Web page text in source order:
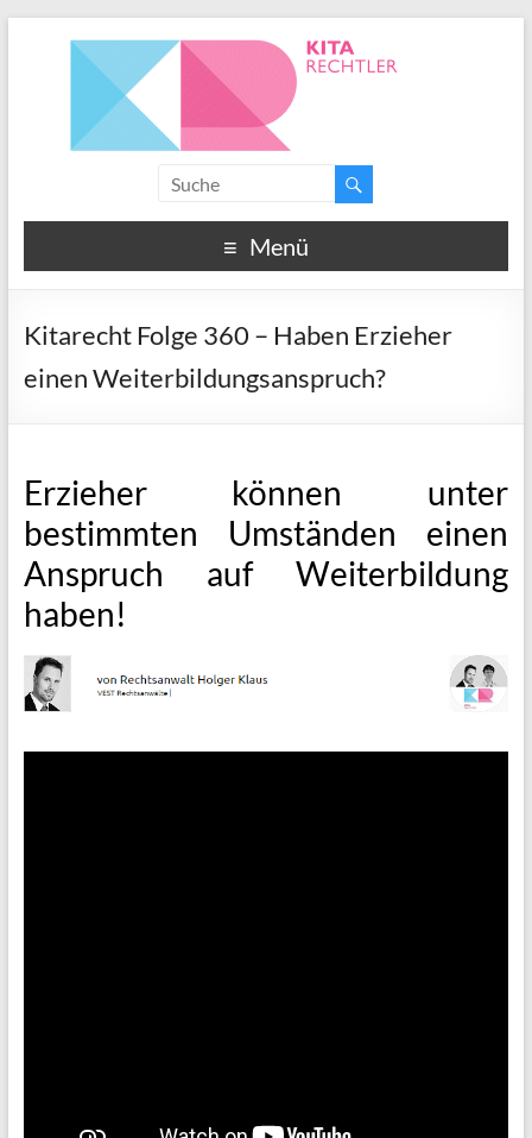
Menü
Kitarecht Folge 360 – Haben Erzieher
einen Weiterbildungsanspruch?
Erzieher können unter
bestimmten Umständen einen
Anspruch auf Weiterbildung
haben!